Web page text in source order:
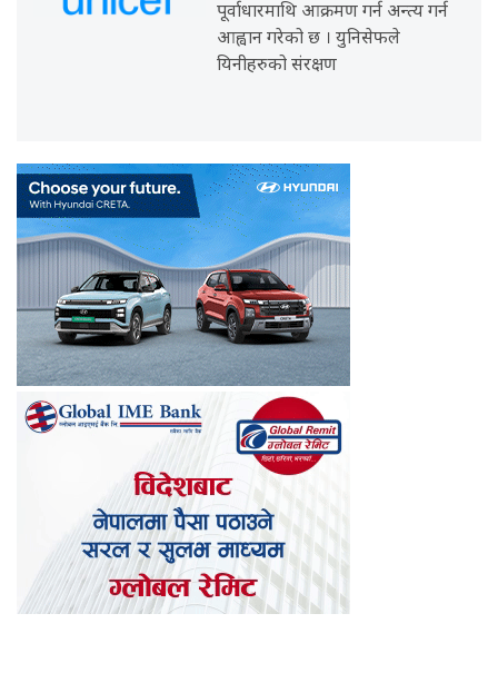
पूर्वाधारमाथि आक्रमण गर्न अन्त्य गर्न
आह्वान गरेको छ । युनिसेफले
यिनीहरुको संरक्षण